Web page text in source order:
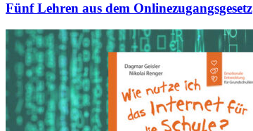
Fünf Lehren aus dem Onlinezugangsgesetz